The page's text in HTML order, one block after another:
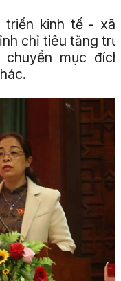
triển kinh tế - xã
chỉ tiêu tăng
mục